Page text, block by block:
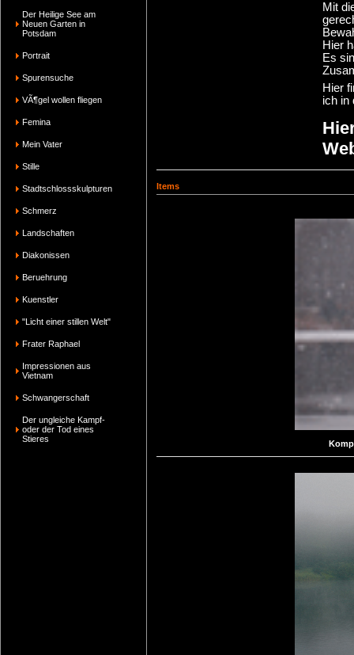
Der Heilige See am
Neuen Garten in
Potsdam
Portrait
Spurensuche
VÃ¶gel wollen fliegen
Femina
Mein Vater
Stille
Stadtschlossskulpturen
Schmerz
Landschaften
Diakonissen
Beruehrung
Kuenstler
"Licht einer stillen Welt"
Frater Raphael
Impressionen aus
Vietnam
Schwangerschaft
Der ungleiche Kampf-
oder der Tod eines
Stieres
Mit
Hier
Es
Hier
ich in
Items